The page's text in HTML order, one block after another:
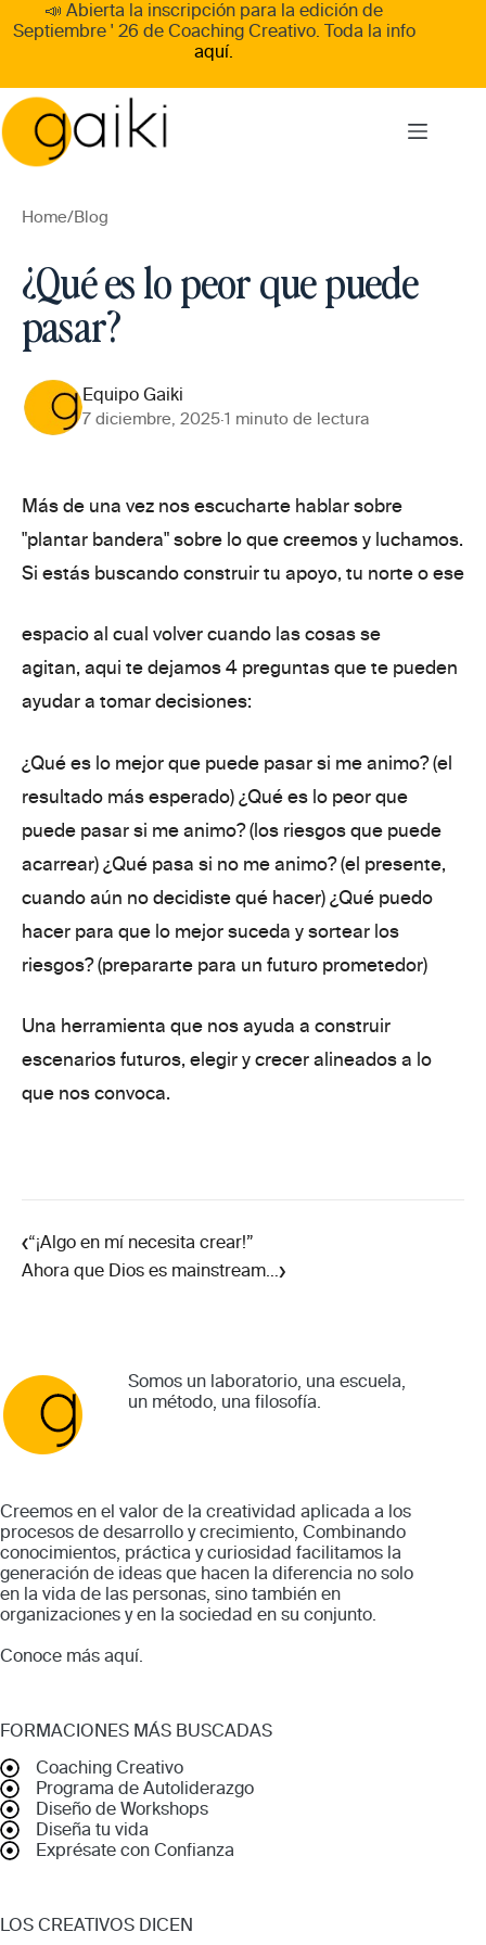
to
📣 Abierta la inscripción para la edición de
Septiembre ' 26 de Coaching Creativo. Toda la info
aquí.
Home/Blog
¿Qué es lo peor que puede
pasar?
Equipo Gaiki
7 diciembre, 2025·1 minuto de lectura
Más de una vez nos escucharte hablar sobre
"plantar bandera" sobre lo que creemos y luchamos.
Si estás buscando construir tu apoyo, tu norte o ese
espacio al cual volver cuando las cosas se
agitan, aqui te dejamos 4 preguntas que te pueden
ayudar a tomar decisiones:
¿Qué es lo mejor que puede pasar si me animo? (el
resultado más esperado) ¿Qué es lo peor que
puede pasar si me animo? (los riesgos que puede
acarrear) ¿Qué pasa si no me animo? (el presente,
cuando aún no decidiste qué hacer) ¿Qué puedo
hacer para que lo mejor suceda y sortear los
riesgos? (prepararte para un futuro prometedor)
Una herramienta que nos ayuda a construir
escenarios futuros, elegir y crecer alineados a lo
que nos convoca.
‹“¡Algo en mí necesita crear!”
Ahora que Dios es mainstream… ›
Somos un laboratorio, una escuela,
un método, una filosofía.
Creemos en el valor de la creatividad aplicada a los
procesos de desarrollo y crecimiento, Combinando
conocimientos, práctica y curiosidad facilitamos la
generación de ideas que hacen la diferencia no solo
en la vida de las personas, sino también en
organizaciones y en la sociedad en su conjunto.
Conoce más aquí.
FORMACIONES MÁS BUSCADAS
Coaching Creativo
Programa de Autoliderazgo
Diseño de Workshops
Diseña tu vida
Exprésate con Confianza
LOS CREATIVOS DICEN